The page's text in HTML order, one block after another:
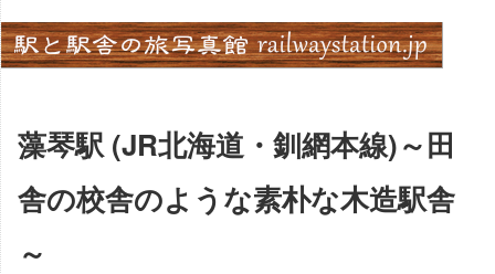
Skip
to
content
藻琴駅 (JR北海道・釧網本線)～田
舎の校舎のような素朴な木造駅舎
～